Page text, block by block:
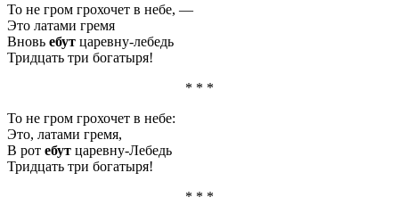
То не гром грохочет в небе, —
Это латами гремя
Вновь ебут царевну-лебедь
Тридцать три богатыря!
* * *
То не гром грохочет в небе:
Это, латами гремя,
В рот ебут царевну-Лебедь
Тридцать три богатыря!
* * *